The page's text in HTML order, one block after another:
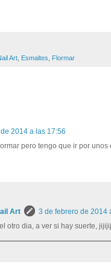
Art Esmaltes Flormar
2014 a las 17:56
pero tengo que ir por unos
Art
3 de febrero de 2014
otro dia, a ver si hay suerte, jijijij